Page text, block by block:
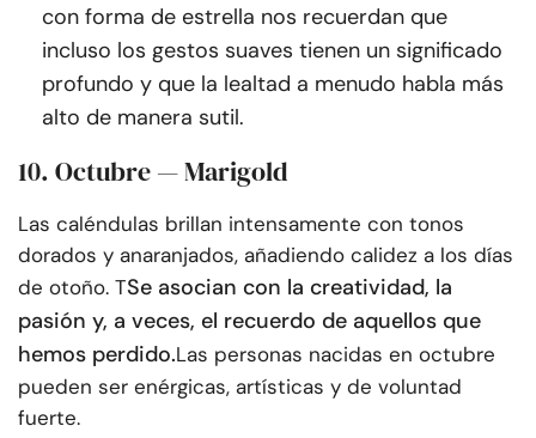
con forma de estrella nos recuerdan que
incluso los gestos suaves tienen un significado
profundo y que la lealtad a menudo habla más
alto de manera sutil.
10. Octubre — Marigold
Las caléndulas brillan intensamente con tonos
dorados y anaranjados, añadiendo calidez a los días
de otoño. TSe asocian con la creatividad, la
pasión y, a veces, el recuerdo de aquellos que
hemos perdido.Las personas nacidas en octubre
pueden ser enérgicas, artísticas y de voluntad
fuerte.